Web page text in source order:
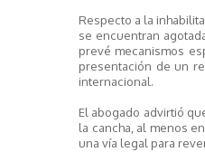
Respecto a la
se encuentran
prevé mecanismos
presentación de un
internacional.
El abogado advirtió
la cancha, al menos
una vía legal para